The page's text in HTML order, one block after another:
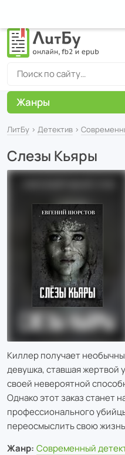
ЛитБу › Детектив ›
Слезы Кьяры
Киллер получает
девушка, ставшая жертвой
своей невероятной
Однако этот заказ станет
профессионального
переосмыслить свою
Жанр: Современный
Жанры